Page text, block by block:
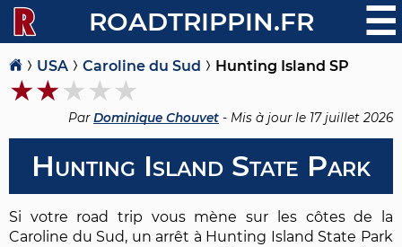
ROADTRIPPIN.FR ☰
USA Caroline du Sud Hunting Island SP
ParDominique Chouvet - Mis à jour le 17 juillet 2026
Hunting Island State Park
Si votre road trip vous mène sur les côtes de la
Caroline du Sud, un arrêt à Hunting Island State Park